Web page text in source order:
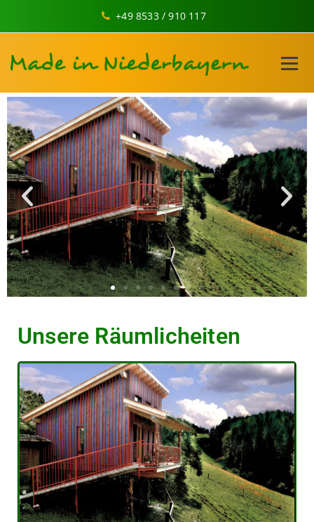
+49 8533 / 910 117
Unsere Räumlicheiten